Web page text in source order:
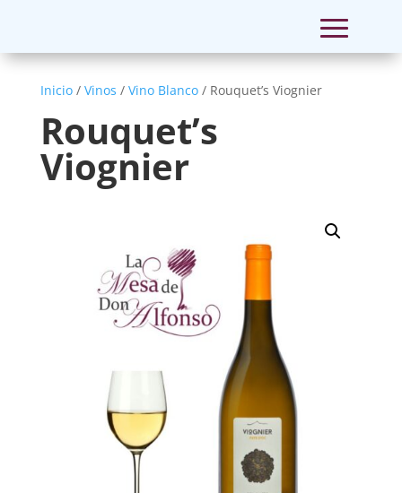
Inicio/ Vinos / Vino Blanco/ Rouquet’s Viognier
Rouquet’s
Viognier